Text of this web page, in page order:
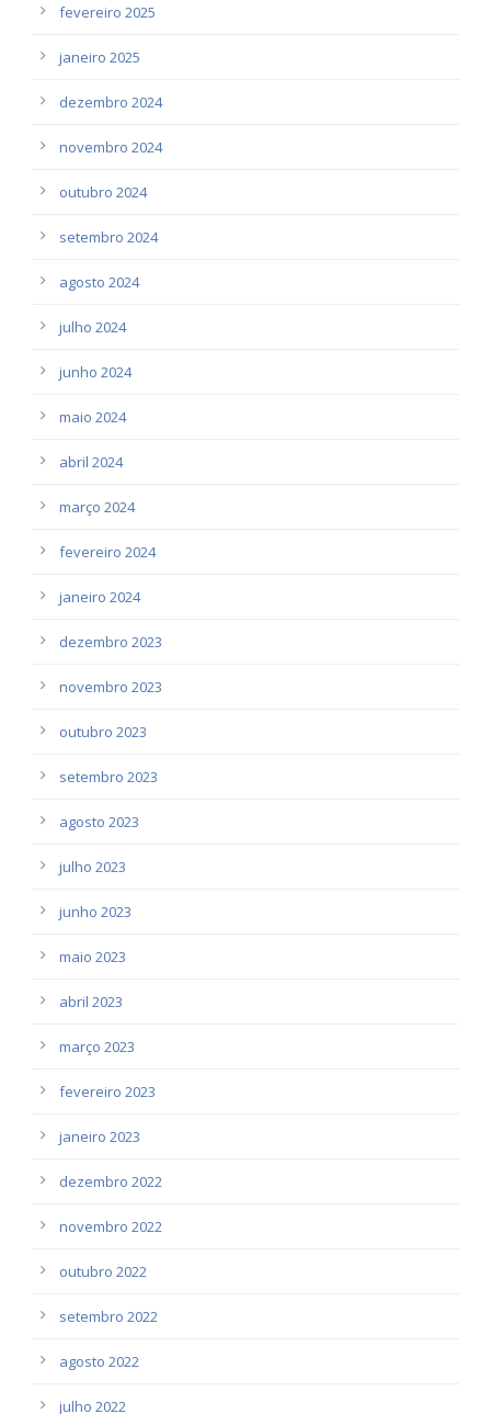
fevereiro 2025
janeiro 2025
dezembro 2024
novembro 2024
outubro 2024
setembro 2024
agosto 2024
julho 2024
junho 2024
maio 2024
abril 2024
março 2024
fevereiro 2024
janeiro 2024
dezembro 2023
novembro 2023
outubro 2023
setembro 2023
agosto 2023
julho 2023
junho 2023
maio 2023
abril 2023
março 2023
fevereiro 2023
janeiro 2023
dezembro 2022
novembro 2022
outubro 2022
setembro 2022
agosto 2022
julho 2022